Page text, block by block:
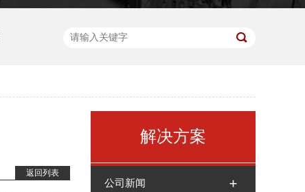
返回列表
解决方案
公司新闻